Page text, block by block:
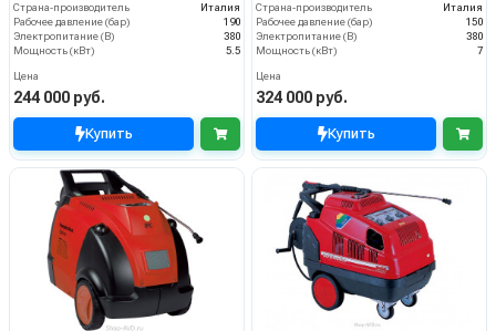
Страна-производитель
Италия
Рабочее давление (бар)
190
Электропитание (В)
380
Мощность (кВт)
5.5
Цена
244 000 руб.
Купить
Страна-производитель
Италия
Рабочее давление (бар)
150
Электропитание (В)
380
Мощность (кВт)
7
Цена
324 000 руб.
Купить